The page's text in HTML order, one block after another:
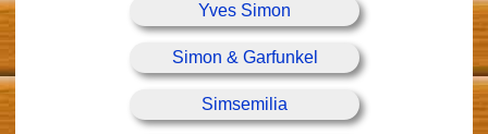
Yves Simon
Simon & Garfunkel
Simsemilia